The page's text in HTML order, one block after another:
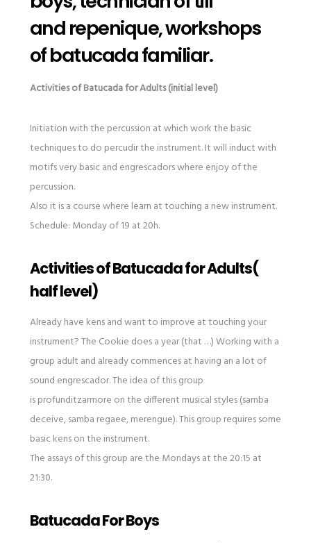
and repenique, workshops
of batucada familiar.
Activities of Batucada for Adults (initial level)
Initiation with the percussion at which work the basic
techniques to do percudir the instrument. It will induct with
motifs very basic and engrescadors where enjoy of the
percussion.
Also it is a course where learn at touching a new instrument.
Schedule: Monday of 19 at 20h.
Activities of Batucada for Adults(
half level)
Already have kens and want to improve at touching your
instrument? The Cookie does a year (that …) Working with a
group adult and already commences at having an a lot of
sound engrescador. The idea of this group
is profunditzarmore on the different musical styles (samba
deceive, samba regaee, merengue). This group requires some
basic kens on the instrument.
The assays of this group are the Mondays at the 20:15 at
21:30.
Batucada For Boys